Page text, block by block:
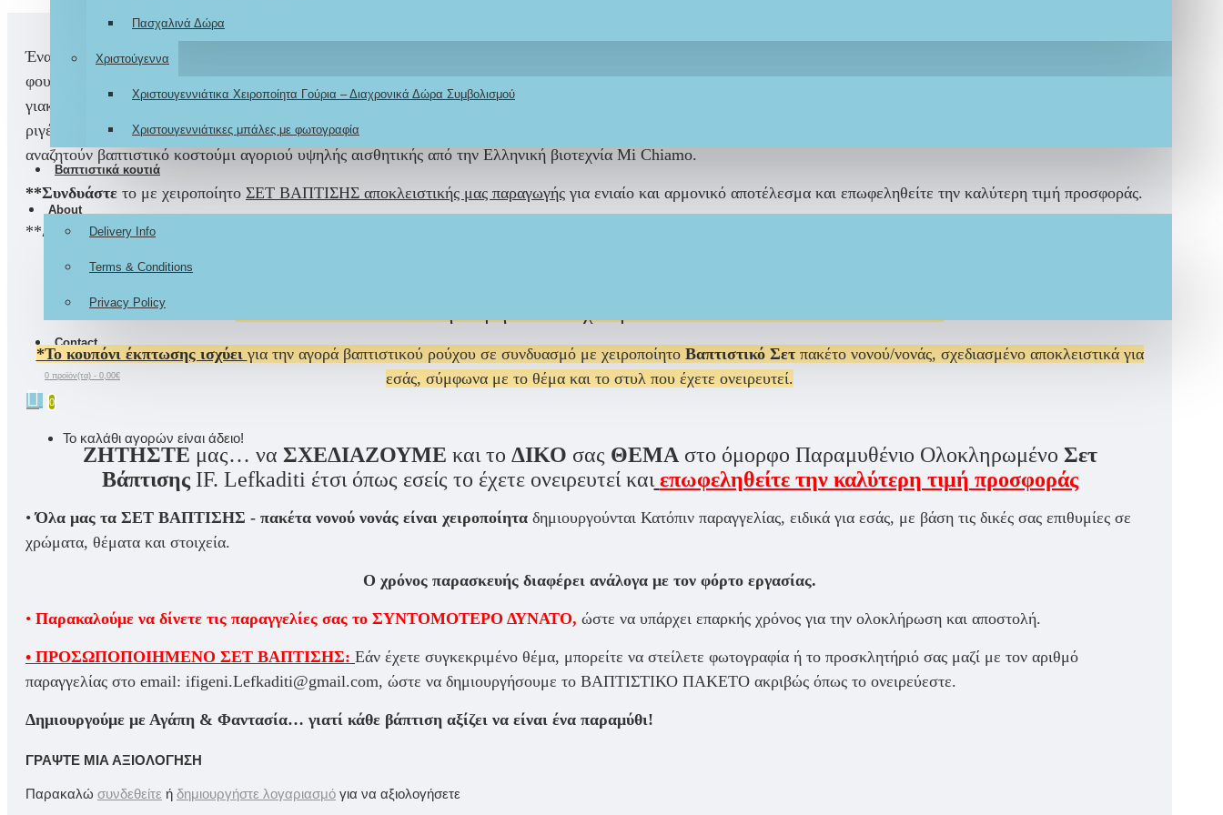
Πασχαλινά Δώρα
Χριστούγεννα
Χριστουγεννιάτικα Χειροποίητα Γούρια – Διαχρονικά Δώρα Συμβολισμού
Χριστουγεννιάτικες μπάλες με φωτογραφία
Βαπτιστικά κουτιά
About
Delivery Info
Terms & Conditions
Privacy Policy
Contact
0 προϊόν(τα) - 0,00€
0
Το καλάθι αγορών είναι άδειο!
Ένα ελαφρύ και κομψό καλοκαιρινό βαπτιστικό σετ
φουλάρι, ζώνη και καπέλο, προσφέροντας ολοκληρωμένη και προσεγμένη εμφάνιση για τη βάπτιση.Το πουκάμισο είναιλευκό λινό με διακοσμητικό τσεπάκι και μάο
γιακά
. Το παντελόνι είναιμπεζ βαμβακερό σε φαρδιά γραμμή, με κουμπί και
ριγέ φουλάρι στον λαιμό, ζώνη κορδονέκαιλευκό ψάθινο καπέλο καβουράκι
αναζητούν βαπτιστικό κοστούμι αγοριού υψηλής αισθητικής από την Ελληνική βιοτεχνία Mi Chiamo.
**Συνδυάστε το με χειροποίητο ΣΕΤ ΒΑΠΤΙΣΗΣ αποκλειστικής μας παραγωγής για ενιαίο και αρμονικό αποτέλεσμα και επωφεληθείτε την καλύτερη τιμή προσφοράς.
**Διαθέσιμο σε 4 μεγέθη: 9-12 μηνών, 12-18μηνών,
*Το κουπόνι έκπτωσης ισχύει για την αγορά βαπτιστικού ρούχου σε συνδυασμό με χειροποίητο Βαπτιστικό Σετ πακέτο νονού/νονάς, σχεδιασμένο αποκλειστικά για
εσάς, σύμφωνα με το θέμα και το στυλ που έχετε ονειρευτεί.
ΖΗΤΗΣΤΕ μας… να ΣΧΕΔΙΑΖΟΥΜΕ και το ΔΙΚΟ σας ΘΕΜΑ στο όμορφο Παραμυθένιο Ολοκληρωμένο Σετ
Βάπτισης IF. Lefkaditi έτσι όπως εσείς το έχετε ονειρευτεί και επωφεληθείτε την καλύτερη τιμή προσφοράς
•Όλα μας τα ΣΕΤ ΒΑΠΤΙΣΗΣ - πακέτα νονού νονάς είναι χειροποίητα δημιουργούνται Κατόπιν παραγγελίας, ειδικά για εσάς, με βάση τις δικές σας επιθυμίες σε
χρώματα, θέματα και στοιχεία.
Ο χρόνος παρασκευής διαφέρει ανάλογα με τον φόρτο εργασίας.
• Παρακαλούμε να δίνετε τις παραγγελίες σας το ΣΥΝΤΟΜΟΤΕΡΟ ΔΥΝΑΤΟ, ώστε να υπάρχει επαρκής χρόνος για την ολοκλήρωση και αποστολή.
• ΠΡΟΣΩΠΟΠΟΙΗΜΕΝΟ ΣΕΤ ΒΑΠΤΙΣΗΣ: Εάν έχετε συγκεκριμένο θέμα, μπορείτε να στείλετε φωτογραφία ή το προσκλητήριό σας μαζί με τον αριθμό
παραγγελίας στο email: ifigeni.Lefkaditi@gmail.com, ώστε να δημιουργήσουμε το ΒΑΠΤΙΣΤΙΚΟ ΠΑΚΕΤΟ ακριβώς όπως το ονειρεύεστε.
Δημιουργούμε με Αγάπη & Φαντασία… γιατί κάθε βάπτιση αξίζει να είναι ένα παραμύθι!
ΓΡΆΨΤΕ ΜΙΑ ΑΞΙΟΛΌΓΗΣΗ
Παρακαλώ συνδεθείτε ή δημιουργήστε λογαριασμό για να αξιολογήσετε